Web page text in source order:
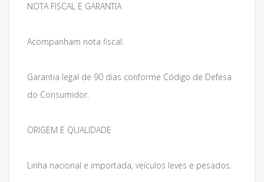
NOTA FISCAL E GARANTIA
Acompanham nota fiscal.
Garantia legal de 90 dias conforme Código de Defesa
do Consumidor.
ORIGEM E QUALIDADE
Linha nacional e importada, veículos leves e pesados.